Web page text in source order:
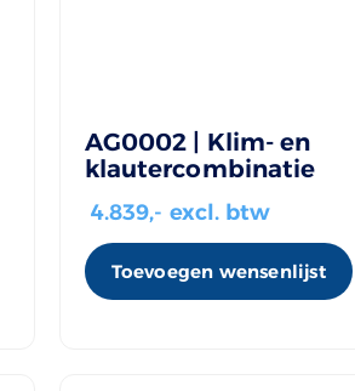
AG0002 | Klim- en
klautercombinatie
4.839,- excl. btw
Toevoegen wensenlijst